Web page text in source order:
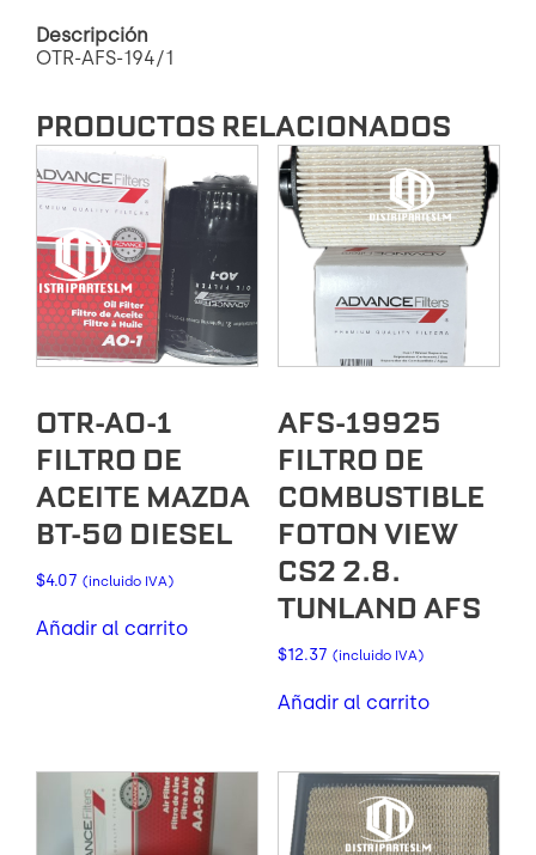
RICH
6
DIESEL
2020
cantidad
Descripción
OTR-AFS-194/1
PRODUCTOS RELACIONADOS
OTR-AO-1
FILTRO DE
ACEITE MAZDA
BT-50 DIESEL
$4.07 (incluido IVA)
Añadir al carrito
AFS-19925
FILTRO DE
COMBUSTIBLE
FOTON VIEW
CS2 2.8.
TUNLAND AFS
$12.37 (incluido IVA)
Añadir al carrito